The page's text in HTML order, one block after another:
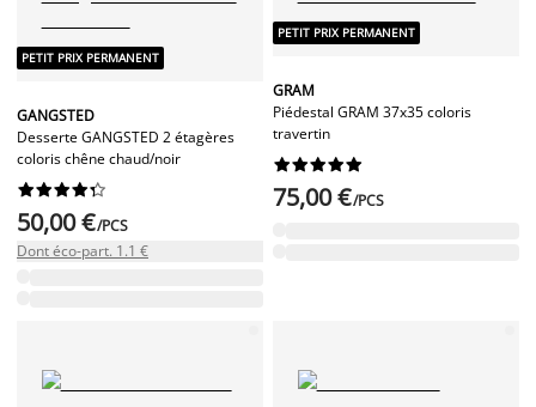
PETIT PRIX PERMANENT
GANGSTED
Desserte GANGSTED 2 étagères
coloris chêne chaud/noir






50,00 €/PCS
Dont éco-part. 1.1 €
PETIT PRIX PERMANENT
GRAM
Piédestal GRAM 37x35 coloris
travertin






75,00 €/PCS